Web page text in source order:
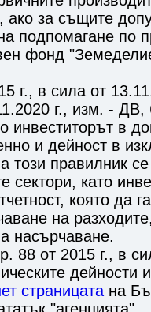
за същите
подпомагане по
фонд
г., в сила от
г., изм. - ДВ,
инвеститорът в
и дейност в
този правилник
сектори, като
която да
на
насърчаване.
от 2015 г., в
дейности
страницата на